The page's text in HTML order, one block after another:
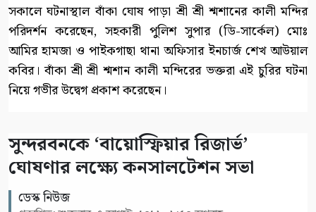
সকালে ঘটনাস্থাল বাঁকা ঘোষ পাড়া শ্রী শ্রী শ্মশানের কালী মন্দির
পরিদর্শন করেছেন, সহকারী পুলিশ সুপার (ডি-সার্কেল) মোঃ
আমির হামজা ও পাইকগাছা থানা অফিসার ইনচার্জ শেখ আউয়াল
কবির। বাঁকা শ্রী শ্রী শ্মশান কালী মন্দিরের ভক্তরা এই চুরির ঘটনা
নিয়ে গভীর উদ্বেগ প্রকাশ করেছেন।
সুন্দরবনকে ‘বায়োস্ফিয়ার রিজার্ভ’
ঘোষণার লক্ষ্যে কনসালটেশন সভা
ডেস্ক নিউজ